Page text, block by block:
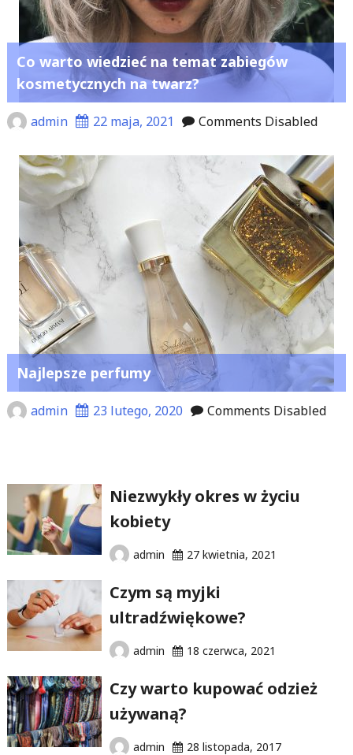
Co warto wiedzieć na temat zabiegów
kosmetycznych na twarz?
admin 22 maja, 2021 Comments Disabled
Najlepsze perfumy
admin 23 lutego, 2020 Comments Disabled
Niezwykły okres w życiu
kobiety
admin 27 kwietnia, 2021
Czym są myjki
ultradźwiękowe?
admin 18 czerwca, 2021
Czy warto kupować odzież
używaną?
admin 28 listopada, 2017